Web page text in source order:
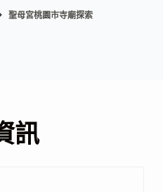
聖母宮桃園市寺廟探索
訊